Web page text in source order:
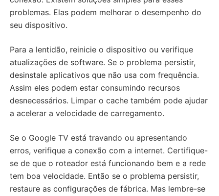
problemas. Elas podem melhorar o desempenho do
seu dispositivo.
Para a lentidão, reinicie o dispositivo ou verifique
atualizações de software. Se o problema persistir,
desinstale aplicativos que não usa com frequência.
Assim eles podem estar consumindo recursos
desnecessários. Limpar o cache também pode ajudar
a acelerar a velocidade de carregamento.
Se o Google TV está travando ou apresentando
erros, verifique a conexão com a internet. Certifique-
se de que o roteador está funcionando bem e a rede
tem boa velocidade. Então se o problema persistir,
restaure as configurações de fábrica. Mas lembre-se